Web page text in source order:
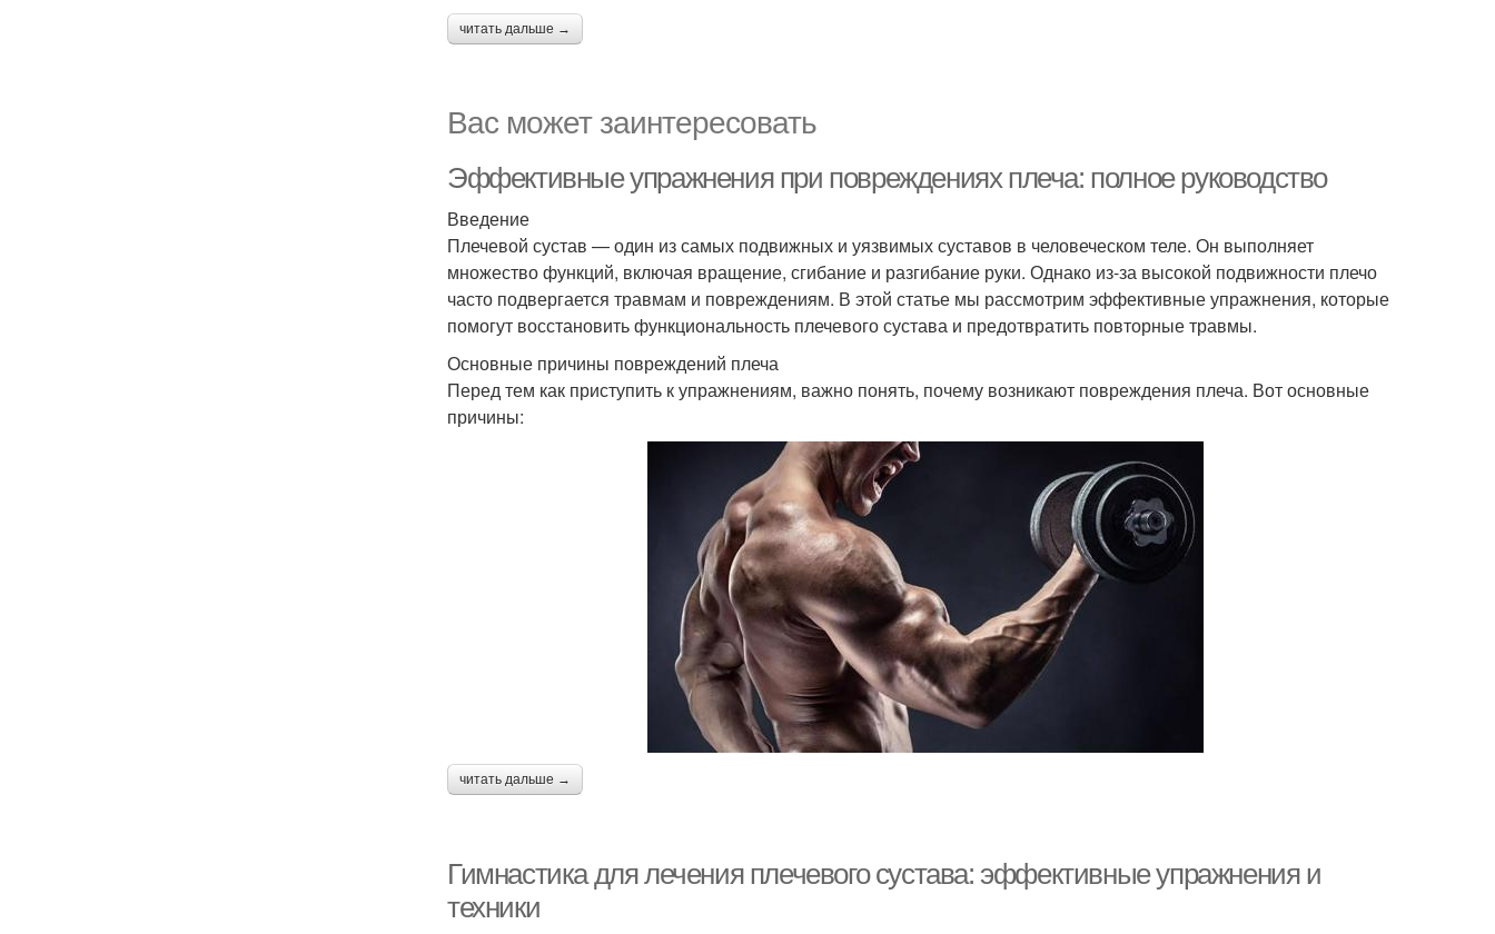
читать дальше →
Вас может заинтересовать
Эффективные упражнения при повреждениях плеча: полное руководство
Введение
Плечевой сустав — один из самых подвижных и уязвимых суставов в человеческом теле. Он выполняет
множество функций, включая вращение, сгибание и разгибание руки. Однако из-за высокой подвижности плечо
часто подвергается травмам и повреждениям. В этой статье мы рассмотрим эффективные упражнения, которые
помогут восстановить функциональность плечевого сустава и предотвратить повторные травмы.
Основные причины повреждений плеча
Перед тем как приступить к упражнениям, важно понять, почему возникают повреждения плеча. Вот основные
причины:
читать дальше →
Гимнастика для лечения плечевого сустава: эффективные упражнения и
техники